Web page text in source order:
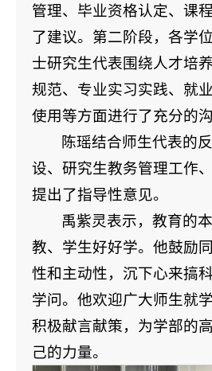
管理、毕业资格认定、课
了建议。第二阶段，各学
士研究生代表围绕人才培
规范、专业实习实践、就
使用等方面进行了充分的沟
陈瑶结合师生代表的
设、研究生教务管理工作
提出了指导性意见。
禹紫灵表示，教育的
教、学生好好学。他鼓励
性和主动性，沉下心来搞
学问。他欢迎广大师生就
积极献言献策，为学部的
己的力量。